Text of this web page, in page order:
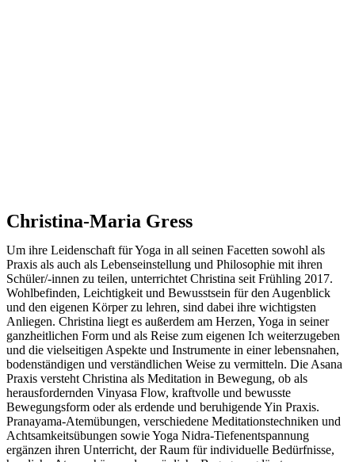
Christina-Maria Gress
Um ihre Leidenschaft für Yoga in all seinen Facetten sowohl als
Praxis als auch als Lebenseinstellung und Philosophie mit ihren
Schüler/-innen zu teilen, unterrichtet Christina seit Frühling 2017.
Wohlbefinden, Leichtigkeit und Bewusstsein für den Augenblick
und den eigenen Körper zu lehren, sind dabei ihre wichtigsten
Anliegen. Christina liegt es außerdem am Herzen, Yoga in seiner
ganzheitlichen Form und als Reise zum eigenen Ich weiterzugeben
und die vielseitigen Aspekte und Instrumente in einer lebensnahen,
bodenständigen und verständlichen Weise zu vermitteln. Die Asana
Praxis versteht Christina als Meditation in Bewegung, ob als
herausfordernden Vinyasa Flow, kraftvolle und bewusste
Bewegungsform oder als erdende und beruhigende Yin Praxis.
Pranayama-Atemübungen, verschiedene Meditationstechniken und
Achtsamkeitsübungen sowie Yoga Nidra-Tiefenentspannung
ergänzen ihren Unterricht, der Raum für individuelle Bedürfnisse,